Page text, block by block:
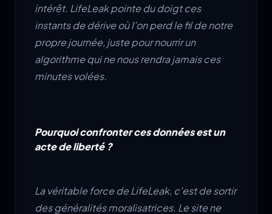
intérêt. LifeLeak pointe du doigt ces
instants de dérive où l'on perd le fil de notre
propre journée, juste pour nourrir un
algorithme qui ne nous rendra jamais ces
minutes volées.
Pourquoi confronter ces données est un
acte de liberté ?
La véritable force de LifeLeak, c'est de sortir
des généralités moralisatrices. Le site ne